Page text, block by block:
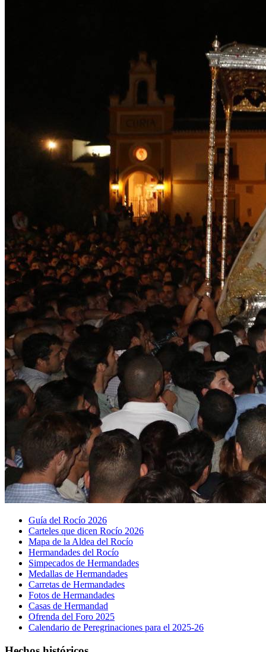
Guía del Rocío 2026
Carteles que dicen Rocío 2026
Mapa de la Aldea del Rocío
Hermandades del Rocío
Simpecados de Hermandades
Medallas de Hermandades
Carretas de Hermandades
Fotos de Hermandades
Casas de Hermandad
Ofrenda del Foro 2025
Calendario de Peregrinaciones para el 2025-26